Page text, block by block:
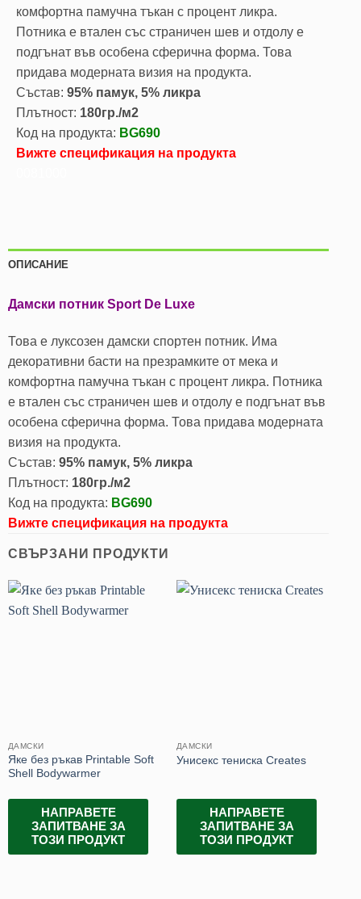
комфортна памучна тъкан с процент ликра.
Потника е втален със страничен шев и отдолу е
подгънат във особена сферична форма. Това
придава модерната визия на продукта.
Състав: 95% памук, 5% ликра
Плътност: 180гр./м2
Код на продукта: BG690
Вижте спецификация на продукта
ОПИСАНИЕ
Дамски потник Sport De Luxe
Това е луксозен дамски спортен потник. Има
декоративни басти на презрамките от мека и
комфортна памучна тъкан с процент ликра. Потника
е втален със страничен шев и отдолу е подгънат във
особена сферична форма. Това придава модерната
визия на продукта.
Състав: 95% памук, 5% ликра
Плътност: 180гр./м2
Код на продукта: BG690
Вижте спецификация на продукта
СВЪРЗАНИ ПРОДУКТИ
ДАМСКИ
Яке без ръкав Printable Soft
Shell Bodywarmer
НАПРАВЕТЕ
ЗАПИТВАНЕ ЗА
ТОЗИ ПРОДУКТ
ДАМСКИ
Унисекс тениска Creates
НАПРАВЕТЕ
ЗАПИТВАНЕ ЗА
ТОЗИ ПРОДУКТ